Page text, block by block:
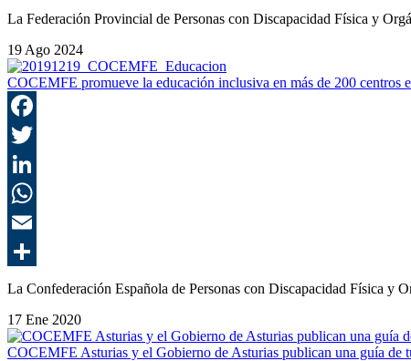
La Federación Provincial de Personas con Discapacidad Física y
19 Ago 2024
COCEMFE promueve la educación inclusiva en más de 200 centros
La Confederación Española de Personas con Discapacidad Física
17 Ene 2020
COCEMFE Asturias y el Gobierno de Asturias publican una guía de